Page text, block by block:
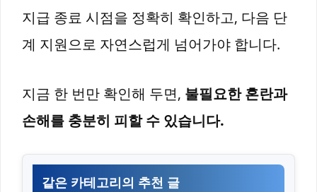
지급 종료 시점을 정확히 확인하고, 다음 단
계 지원으로 자연스럽게 넘어가야 합니다.
지금 한 번만 확인해 두면, 불필요한 혼란과
손해를 충분히 피할 수 있습니다.
같은 카테고리의 추천 글